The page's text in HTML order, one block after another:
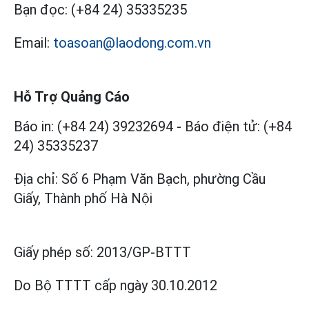
Bạn đọc: (+84 24) 35335235
Email: toasoan@laodong.com.vn
Hỗ Trợ Quảng Cáo
Báo in: (+84 24) 39232694 - Báo điện tử: (+84
24) 35335237
Địa chỉ: Số 6 Phạm Văn Bạch, phường Cầu
Giấy, Thành phố Hà Nội
Giấy phép số: 2013/GP-BTTT
Do Bộ TTTT cấp ngày 30.10.2012